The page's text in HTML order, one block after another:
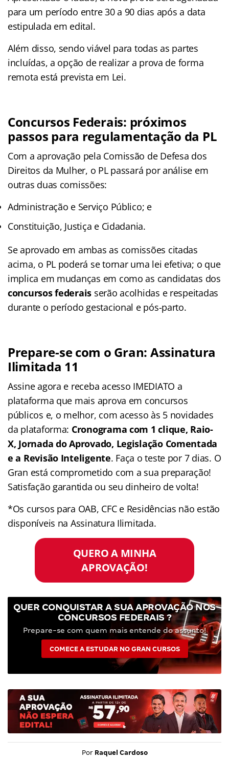
para um período entre 30 a 90 dias após a data
estipulada em edital.
Além disso, sendo viável para todas as partes
incluídas, a opção de realizar a prova de forma
remota está prevista em Lei.
Concursos Federais: próximos
passos para regulamentação da PL
Com a aprovação pela Comissão de Defesa dos
Direitos da Mulher, o PL passará por análise em
outras duas comissões:
Administração e Serviço Público; e
Constituição, Justiça e Cidadania.
Se aprovado em ambas as comissões citadas
acima, o PL poderá se tornar uma lei efetiva; o que
implica em mudanças em como as candidatas dos
concursos federais serão acolhidas e respeitadas
durante o período gestacional e pós-parto.
Prepare-se com o Gran: Assinatura
Ilimitada 11
Assine agora e receba acesso IMEDIATO a
plataforma que mais aprova em concursos
públicos e, o melhor, com acesso às 5 novidades
da plataforma: Cronograma com 1 clique, Raio-
X, Jornada do Aprovado, Legislação Comentada
e a Revisão Inteligente. Faça o teste por 7 dias. O
Gran está comprometido com a sua preparação!
Satisfação garantida ou seu dinheiro de volta!
*Os cursos para OAB, CFC e Residências não estão
disponíveis na Assinatura Ilimitada.
QUERO A MINHA
APROVAÇÃO!
QUER CONQUISTAR A SUA APROVAÇÃO NOS
CONCURSOS FEDERAIS ?
Prepare-se com quem mais entende do assunto!
COMECE A ESTUDAR NO GRAN CURSOS
Por Raquel Cardoso